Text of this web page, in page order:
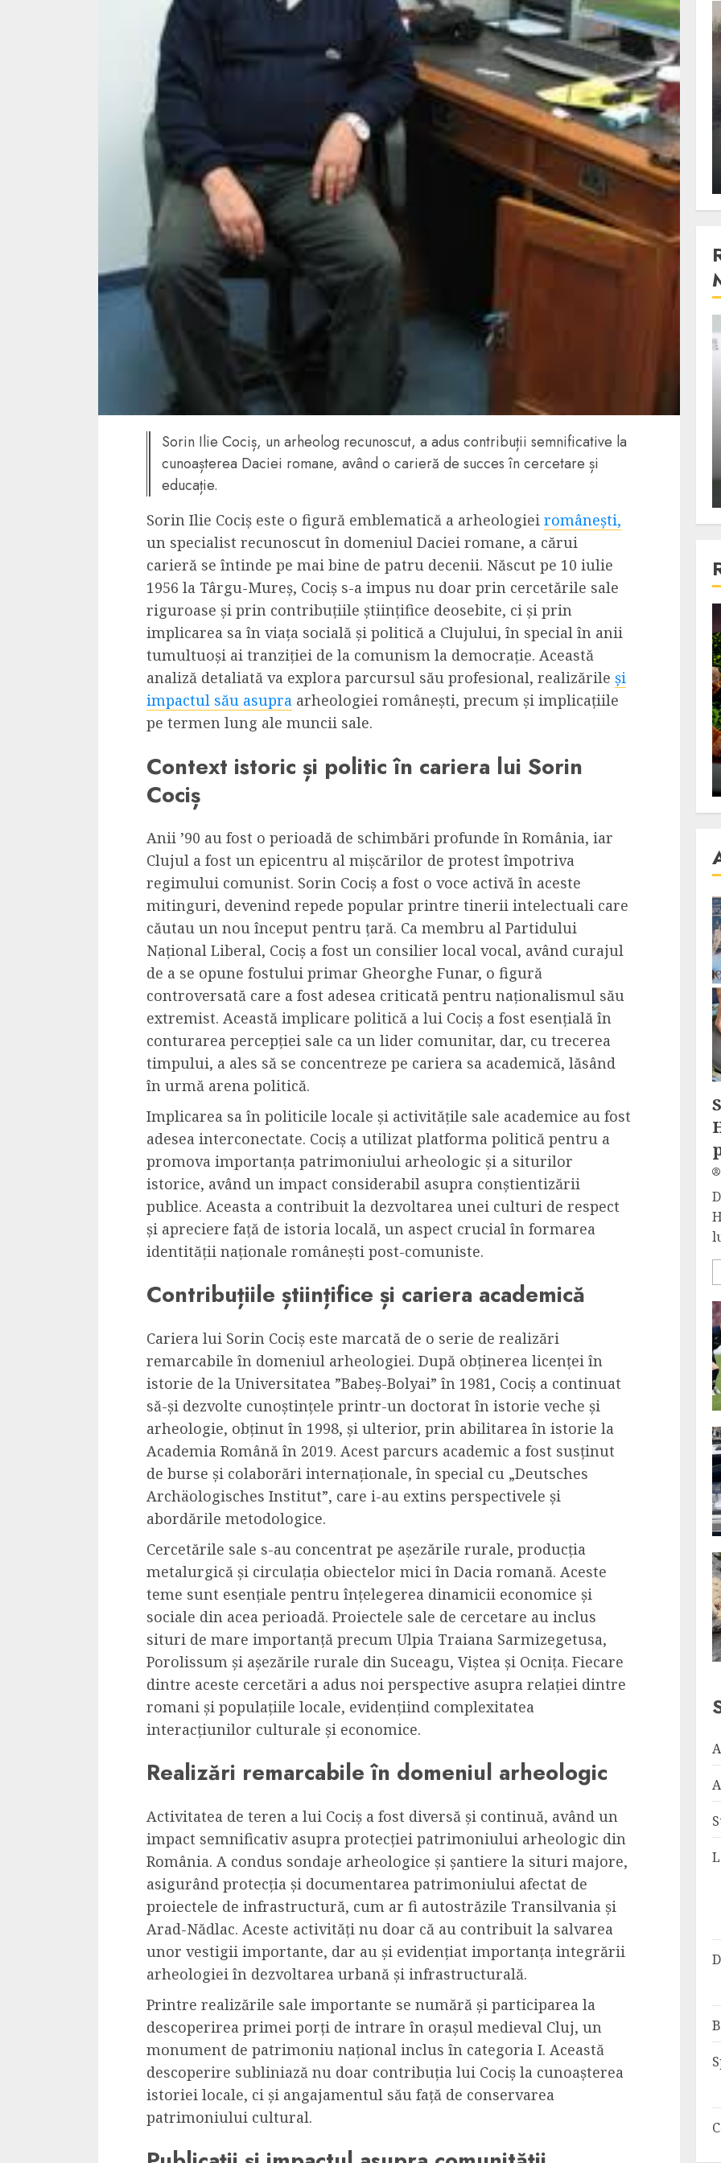
Sorin Ilie Cociș, un arheolog recunoscut, a adus contribuții semnificative la
cunoașterea Daciei romane, având o carieră de succes în cercetare și
educație.
Sorin Ilie Cociș este o figură emblematică a arheologiei românești,
un specialist recunoscut în domeniul Daciei romane, a cărui
carieră se întinde pe mai bine de patru decenii. Născut pe 10 iulie
1956 la Târgu-Mureș, Cociș s-a impus nu doar prin cercetările sale
riguroase și prin contribuțiile științifice deosebite, ci și prin
implicarea sa în viața socială și politică a Clujului, în special în anii
tumultuoși ai tranziției de la comunism la democrație. Această
analiză detaliată va explora parcursul său profesional, realizările și
impactul său asupra arheologiei românești, precum și implicațiile
pe termen lung ale muncii sale.
Context istoric și politic în cariera lui Sorin
Cociș
Anii ’90 au fost o perioadă de schimbări profunde în România, iar
Clujul a fost un epicentru al mișcărilor de protest împotriva
regimului comunist. Sorin Cociș a fost o voce activă în aceste
mitinguri, devenind repede popular printre tinerii intelectuali care
căutau un nou început pentru țară. Ca membru al Partidului
Național Liberal, Cociș a fost un consilier local vocal, având curajul
de a se opune fostului primar Gheorghe Funar, o figură
controversată care a fost adesea criticată pentru naționalismul său
extremist. Această implicare politică a lui Cociș a fost esențială în
conturarea percepției sale ca un lider comunitar, dar, cu trecerea
timpului, a ales să se concentreze pe cariera sa academică, lăsând
în urmă arena politică.
Implicarea sa în politicile locale și activitățile sale academice au fost
adesea interconectate. Cociș a utilizat platforma politică pentru a
promova importanța patrimoniului arheologic și a siturilor
istorice, având un impact considerabil asupra conștientizării
publice. Aceasta a contribuit la dezvoltarea unei culturi de respect
și apreciere față de istoria locală, un aspect crucial în formarea
identității naționale românești post-comuniste.
Contribuțiile științifice și cariera academică
Cariera lui Sorin Cociș este marcată de o serie de realizări
remarcabile în domeniul arheologiei. După obținerea licenței în
istorie de la Universitatea ”Babeș-Bolyai” în 1981, Cociș a continuat
să-și dezvolte cunoștințele printr-un doctorat în istorie veche și
arheologie, obținut în 1998, și ulterior, prin abilitarea în istorie la
Academia Română în 2019. Acest parcurs academic a fost susținut
de burse și colaborări internaționale, în special cu „Deutsches
Archäologisches Institut”, care i-au extins perspectivele și
abordările metodologice.
Cercetările sale s-au concentrat pe așezările rurale, producția
metalurgică și circulația obiectelor mici în Dacia romană. Aceste
teme sunt esențiale pentru înțelegerea dinamicii economice și
sociale din acea perioadă. Proiectele sale de cercetare au inclus
situri de mare importanță precum Ulpia Traiana Sarmizegetusa,
Porolissum și așezările rurale din Suceagu, Viștea și Ocnița. Fiecare
dintre aceste cercetări a adus noi perspective asupra relației dintre
romani și populațiile locale, evidențiind complexitatea
interacțiunilor culturale și economice.
Realizări remarcabile în domeniul arheologic
Activitatea de teren a lui Cociș a fost diversă și continuă, având un
impact semnificativ asupra protecției patrimoniului arheologic din
România. A condus sondaje arheologice și șantiere la situri majore,
asigurând protecția și documentarea patrimoniului afectat de
proiectele de infrastructură, cum ar fi autostrăzile Transilvania și
Arad-Nădlac. Aceste activități nu doar că au contribuit la salvarea
unor vestigii importante, dar au și evidențiat importanța integrării
arheologiei în dezvoltarea urbană și infrastructurală.
Printre realizările sale importante se numără și participarea la
descoperirea primei porți de intrare în orașul medieval Cluj, un
monument de patrimoniu național inclus în categoria I. Această
descoperire subliniază nu doar contribuția lui Cociș la cunoașterea
istoriei locale, ci și angajamentul său față de conservarea
patrimoniului cultural.
Razboiul din Gaza, scanteia
fatala pentru Orientul
Mijlociu?
ALEXANDRU S. NOVEMBER 1, 2023
3 min read
Stiinta
Lumina ar putea contribui
si ea la evaporarea apei in
natura
ALEXANDRU S. DECEMBER 27, 2023
3 min read
Din fotoliu
Dungeons & Dragons:
Onoare printre hoti, un
film ca un joc care te
cucereste de la primele
cadre
4 min read
The Killer, un film care nu a
reusit sa se ridice la
nivelul asteptarilor
publicului si criticilor
4 min read
Bucatar de ocazie
Cele mai delicioase retete
cu piept de curcan
ALEXANDRU S. MAY 24, 2023
4 min read
Bucatar de ocazie
3 retete delicioase in care
incontestabila
ALEXANDRU S. NOVEMBER 29, 2023